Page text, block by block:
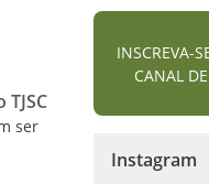
ser
INSCREVA-
CANAL
Instagram